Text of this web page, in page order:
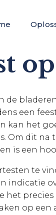
de
een
kan het
Om dit na
is een
te
indicatie
het
op